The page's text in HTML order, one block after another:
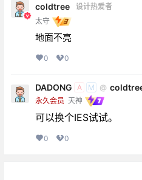
coldtree
设计热爱者
太守
地面不亮
0 0
DADONG A M @
永久会员 天神
可以换个IES试试。
0 0
生活也美